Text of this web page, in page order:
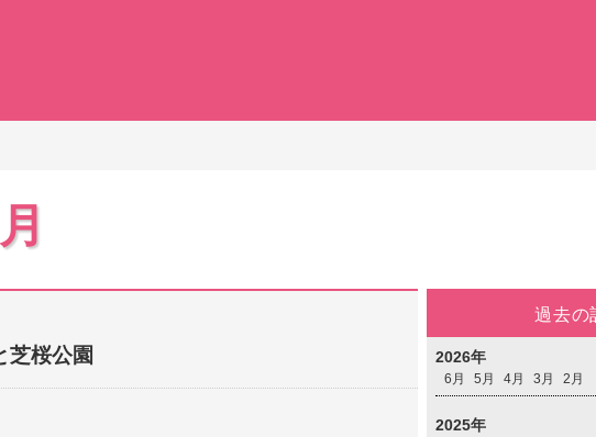
芝桜公園
過去の
2026年
6月 5月 4月 3月 2月
2025年